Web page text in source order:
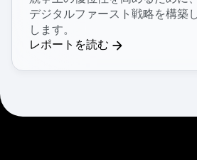
デジタルファースト戦略を構築
します。
レポートを読む